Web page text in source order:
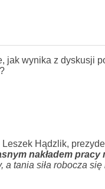
wynika z dyskusji
Hądzlik,
nakładem pracy
tania siła robocza